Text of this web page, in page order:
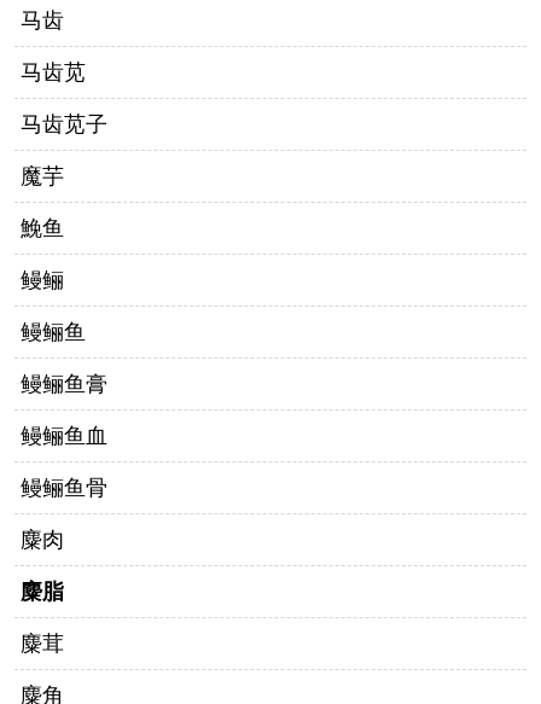
马齿
马齿苋
马齿苋子
魔芋
鮸鱼
鳗鲡
鳗鲡鱼
鳗鲡鱼膏
鳗鲡鱼血
鳗鲡鱼骨
麋肉
麋脂
麋茸
麋角